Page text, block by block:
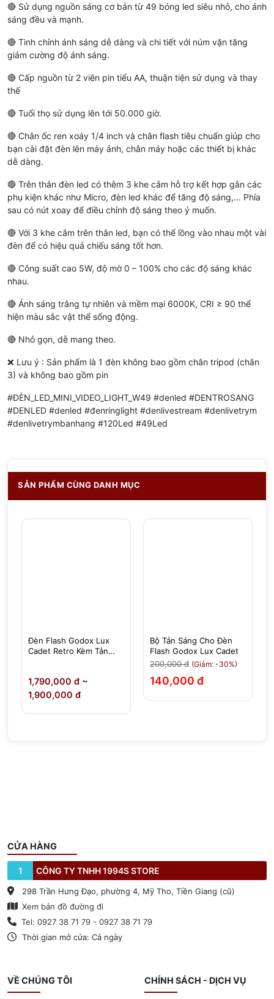
🔴 Sử dụng nguồn sáng cơ bản từ 49 bóng led siêu nhỏ, cho ánh
sáng đều và mạnh.
🔴 Tinh chỉnh ánh sáng dễ dàng và chi tiết với núm vặn tăng
giảm cường độ ánh sáng.
🔴 Cấp nguồn từ 2 viên pin tiểu AA, thuận tiện sử dụng và thay
thế
🔴 Tuổi thọ sử dụng lên tới 50.000 giờ.
🔴 Chân ốc ren xoáy 1/4 inch và chân flash tiêu chuẩn giúp cho
bạn cài đặt đèn lên máy ảnh, chân máy hoặc các thiết bị khác
dễ dàng.
🔴 Trên thân đèn led có thêm 3 khe cắm hỗ trợ kết hợp gắn các
phụ kiện khác như Micro, đèn led khác để tăng độ sáng,… Phía
sau có nút xoay để điều chỉnh độ sáng theo ý muốn.
🔴 Với 3 khe cắm trên thân led, bạn có thể lồng vào nhau một vài
đèn để có hiệu quả chiếu sáng tốt hơn.
🔴 Công suất cao 5W, độ mờ 0 – 100% cho các độ sáng khác
nhau.
🔴 Ánh sáng trắng tự nhiên và mềm mại 6000K, CRI ≥ 90 thể
hiện màu sắc vật thể sống động.
🔴 Nhỏ gọn, dễ mang theo.
❌ Lưu ý : Sản phẩm là 1 đèn không bao gồm chân tripod (chân
3) và không bao gồm pin
#ĐÈN_LED_MINI_VIDEO_LIGHT_W49 #denled #DENTROSANG
#DENLED #denled #đenringlight #denlivestream #denlivetrym
#denlivetrymbanhang #120Led #49Led
SẢN PHẨM CÙNG DANH MỤC
Đèn Flash Godox Lux
Cadet Retro Kèm Tản
1,790,000 đ ~
1,900,000 đ
Bộ Tản Sáng Cho Đèn
Flash Godox Lux Cadet
200,000 đ (Giảm: -30%)
140,000 đ
CỬA HÀNG
1 CÔNG TY TNHH 1994S STORE
298 Trần Hưng Đạo, phường 4, Mỹ Tho, Tiền Giang (cũ)
Xem bản đồ đường đi
Tel: 0927 38 71 79 - 0927 38 71 79
Thời gian mở cửa: Cả ngày
VỀ CHÚNG TÔI CHÍNH SÁCH - DỊCH VỤ